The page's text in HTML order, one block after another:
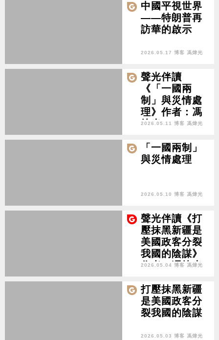
中國平視世界
——特朗普再
訪華的啟示
2026.05.17 博客 馮煒光
聲光伴讀
《「一國兩
制」與災情處
理》作者：馮
煒光
2026.05.11 博客 馮煒光
「一國兩制」
與災情處理
2026.05.10 博客 馮煒光
聲光伴讀《打
壓抹黑新疆是
美國政客分裂
我國的陰謀》
作者︰馮煒光
2026.05.04 博客 馮煒光
打壓抹黑新疆
是美國政客分
裂我國的陰謀
2026.05.03 博客 馮煒光